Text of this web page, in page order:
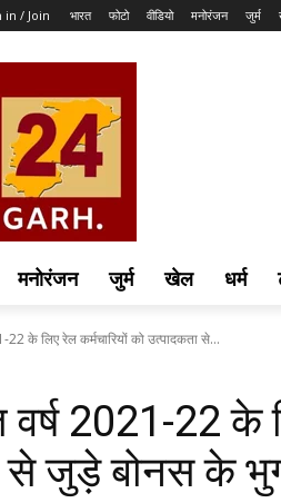
in / Join भारत फोटो वीडियो मनोरंजन जुर्म
मनोरंजन जुर्म खेल धर्म
22 के लिए रेल कर्मचारियों को उत्पादकता से...
वर्ष 2021-22 के
से जुड़े बोनस के